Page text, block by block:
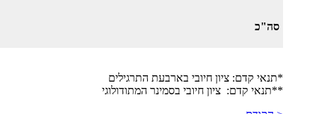
סה"כ
*תנאי קדם: ציון חיובי בארבעת התרגילים
​**תנאי קדם: ציון חיובי בסמינר המתודולוגי